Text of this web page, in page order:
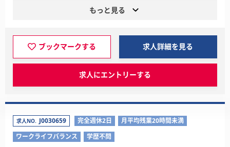
もっと見る
ブックマークする 求人詳細を見る
求人にエントリーする
求人NO. J0030659 完全週休2日
月平均残業20時間未満
ワークライフバランス
学歴不問